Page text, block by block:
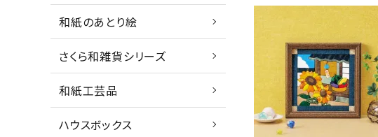
和紙のあとり絵
さくら和雑貨シリーズ
和紙工芸品
ハウスボックス